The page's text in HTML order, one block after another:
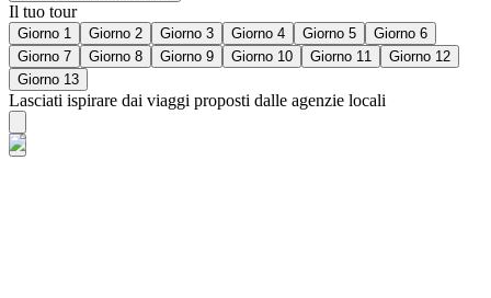
Il tuo tour
Giorno 1 Giorno 2 Giorno 3 Giorno 4 Giorno 5
Giorno 6
Giorno 7
Giorno 8 Giorno 9 Giorno 10 Giorno 11
Giorno 12
Giorno 13
Lasciati ispirare dai viaggi proposti dalle agenzie locali